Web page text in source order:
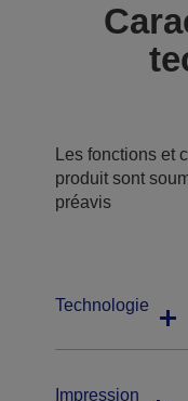
Les fonctions et
produit sont
préavis
Technologie
Impression